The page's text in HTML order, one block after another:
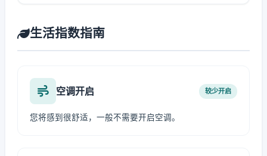
生活指数指南
空调开启 较少开启
您将感到很舒适，一般不需要开启空调。